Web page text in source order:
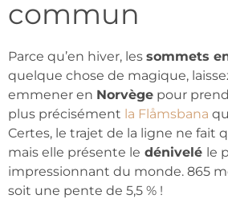
commun
Parce qu’en hiver, les sommets
quelque chose de magique,
emmener en Norvège pour
plus précisément la Flåmsbana
Certes, le trajet de la ligne ne fait
mais elle présente le dénivelé le
impressionnant du monde. 865
soit une pente de 5,5 % !